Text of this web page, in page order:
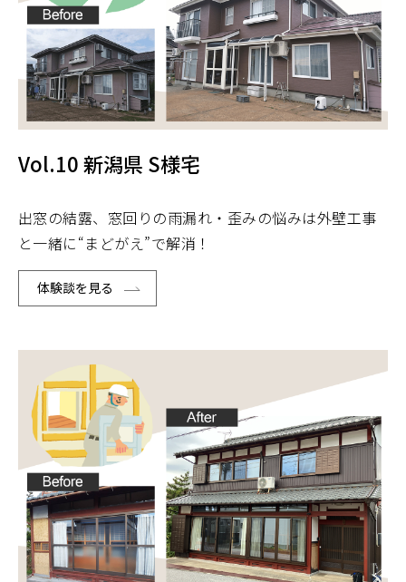
Vol.10 新潟県 S様宅
出窓の結露、窓回りの雨漏れ・歪みの悩みは外壁工事
と一緒に“まどがえ”で解消！
体験談を見る